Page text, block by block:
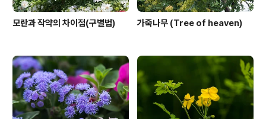
모란과 작약의 차이점(구별법) 가죽나무 (Tree of heaven)